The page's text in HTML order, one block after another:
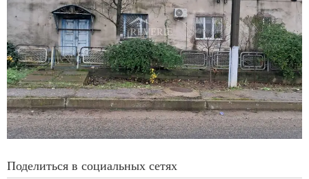
Поделиться в социальных сетях